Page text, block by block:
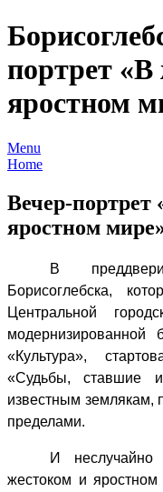
портрет
яростном
Menu
Home
Вечер-портрет
яростном
В
Борисоглебска,
Центральной
модернизированной
«Культура»,
«Судьбы, ставшие
известным землякам,
пределами.
И неслучайно
жестоком и